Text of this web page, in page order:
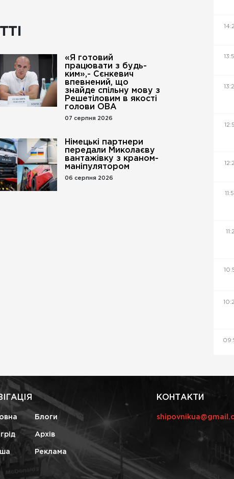
«Я готовий
працювати з будь-
ким»,- Сєнкевич
впевнений, що
знайде спільну мову з
Решетіловим в якості
голови ОВА
07 серпня 2026
Німецькі партнери
передали Миколаєву
вантажівку з краном-
маніпулятором
06 серпня 2026
11:21
Блоги
Архів
Реклама
КОНТАКТИ